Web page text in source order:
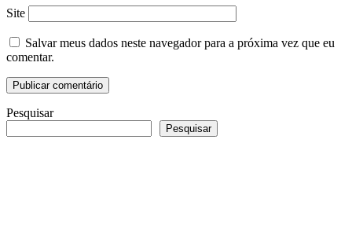
Site
Salvar meus dados neste navegador para a próxima vez que eu
comentar.
Pesquisar
Pesquisar